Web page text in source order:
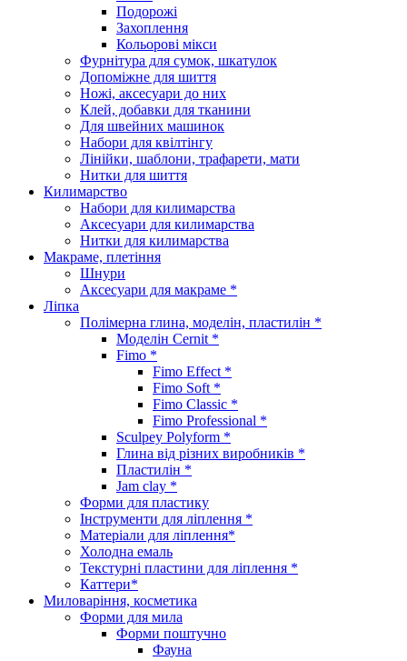
Подорожі
Захоплення
Кольорові мікси
Фурнітура для сумок, шкатулок
Допоміжне для шиття
Ножі, аксесуари до них
Клей, добавки для тканини
Для швейних машинок
Набори для квілтінгу
Лінійки, шаблони, трафарети, мати
Нитки для шиття
Килимарство
Набори для килимарства
Аксесуари для килимарства
Нитки для килимарства
Макраме, плетіння
Шнури
Аксесуари для макраме *
Ліпка
Полімерна глина, моделін, пластилін *
Моделін Cernit *
Fimo *
Fimo Effect *
Fimo Soft *
Fimo Classic *
Fimo Professional *
Sculpey Polyform *
Глина від різних виробників *
Пластилін *
Jam clay *
Форми для пластику
Інструменти для ліплення *
Матеріали для ліплення*
Холодна емаль
Текстурні пластини для ліплення *
Каттери*
Миловаріння, косметика
Форми для мила
Форми поштучно
Фауна